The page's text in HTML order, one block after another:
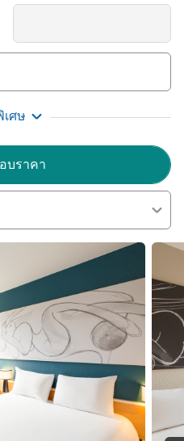
a hankering for canelé
you're here to work,
bien" ('it's all good').
โรงแรม
เศษ
บราคา
ดูราย